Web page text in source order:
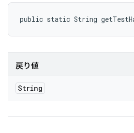
public static String
戻り値
String